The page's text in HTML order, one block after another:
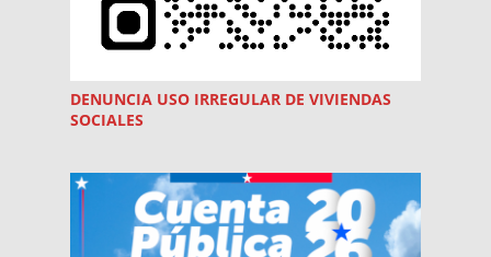
DENUNCIA USO IRREGULAR DE VIVIENDAS
SOCIALES